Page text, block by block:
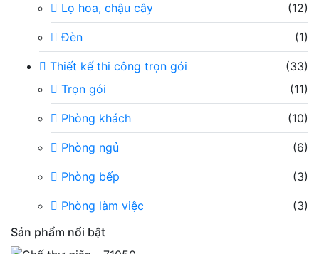
Lọ hoa, chậu cây (12)
Đèn (1)
Thiết kế thi công trọn gói
(33)
Trọn gói
(11)
Phòng khách (10)
Phòng ngủ (6)
Phòng bếp (3)
Phòng làm việc
(3)
Sản phẩm nổi bật